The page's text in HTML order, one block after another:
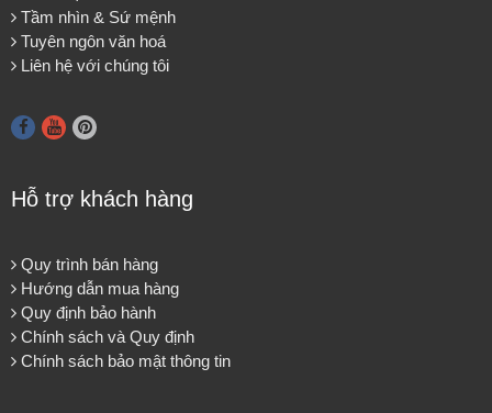
Tầm nhìn & Sứ mệnh
Tuyên ngôn văn hoá
Liên hệ với chúng tôi
Hỗ trợ khách hàng
Quy trình bán hàng
Hướng dẫn mua hàng
Quy định bảo hành
Chính sách và Quy định
Chính sách bảo mật thông tin